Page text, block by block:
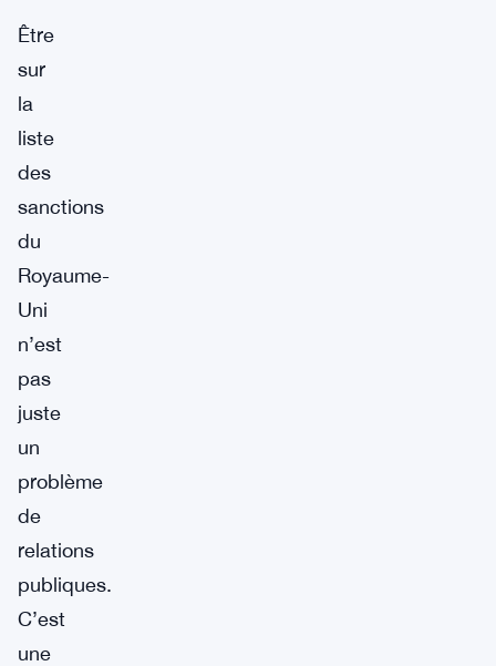
Être
sur
la
liste
des
sanctions
du
Royaume-
Uni
n’est
pas
juste
un
problème
de
relations
publiques.
C’est
une